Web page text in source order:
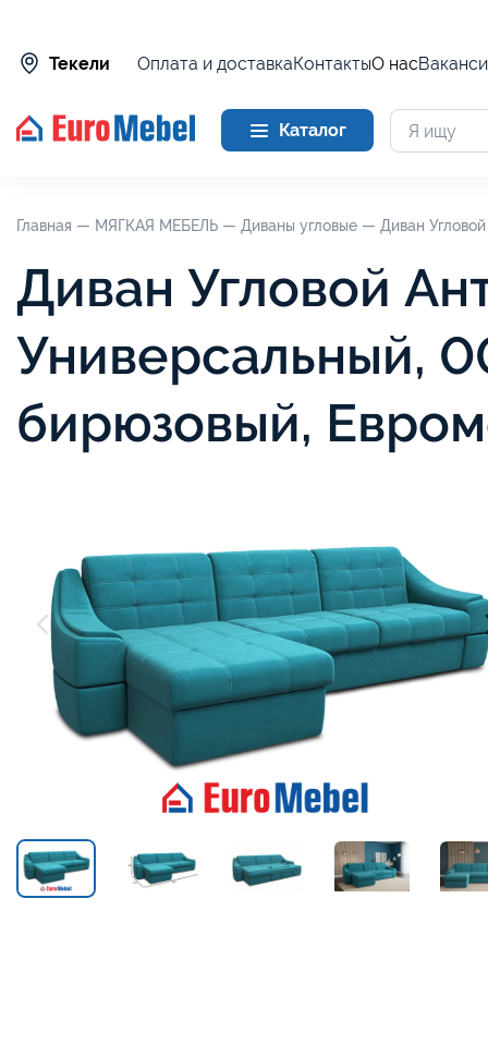
Текели Оплата и доставкаКонтактыО нас
Каталог
Главная — МЯГКАЯ МЕБЕЛЬ — Диваны угловые — Диван
Диван Угловой
Универсальный,
бирюзовый,